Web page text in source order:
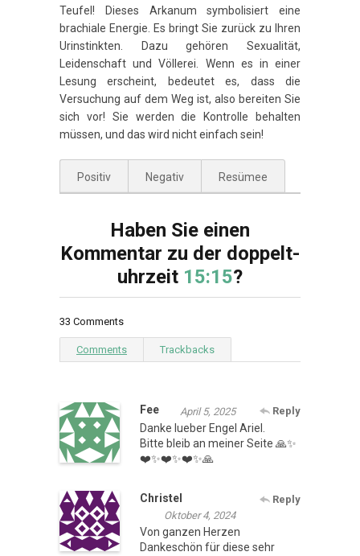
Teufel! Dieses Arkanum symbolisiert eine
brachiale Energie. Es bringt Sie zurück zu Ihren
Urinstinkten. Dazu gehören Sexualität,
Leidenschaft und Völlerei. Wenn es in einer
Lesung erscheint, bedeutet es, dass die
Versuchung auf dem Weg ist, also bereiten Sie
sich vor! Sie werden die Kontrolle behalten
müssen, und das wird nicht einfach sein!
Positiv Negativ Resümee
Haben Sie einen
Kommentar zu der doppelt-
uhrzeit 15:15?
33 Comments
Comments Trackbacks
Fee Reply
April 5, 2025
Danke lueber Engel Ariel.
Bitte bleib an meiner Seite 🙏✨
❤️✨❤️✨❤️✨🙏
Christel
Reply
Oktober 4, 2024
Von ganzen Herzen
Dankeschön für diese sehr